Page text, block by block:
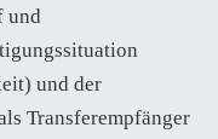
und
und der
Transferempfänger